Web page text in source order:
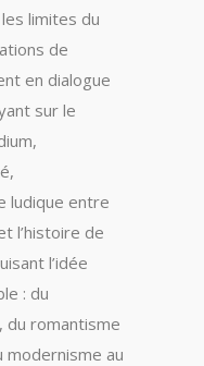
limites du
de
en dialogue
sur le
ludique entre
l’histoire de
l’idée
: du
du romantisme
modernisme au